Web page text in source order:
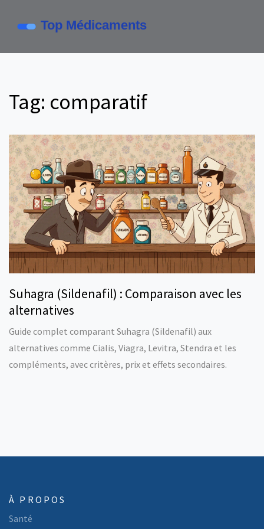
Tag: comparatif
Suhagra (Sildenafil) : Comparaison avec les
alternatives
Guide complet comparant Suhagra (Sildenafil) aux
alternatives comme Cialis, Viagra, Levitra, Stendra et les
compléments, avec critères, prix et effets secondaires.
À PROPOS
Santé